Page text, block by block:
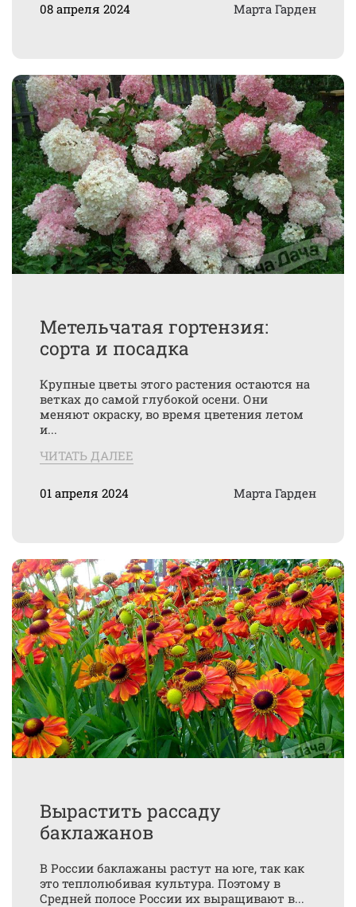
08 апреля 2024 Марта Гарден
Метельчатая гортензия:
сорта и посадка
Крупные цветы этого растения остаются на
ветках до самой глубокой осени. Они
меняют окраску, во время цветения летом
и...
ЧИТАТЬ ДАЛЕЕ
01 апреля 2024 Марта Гарден
Вырастить рассаду
баклажанов
В России баклажаны растут на юге, так как
это теплолюбивая культура. Поэтому в
Средней полосе России их выращивают в...